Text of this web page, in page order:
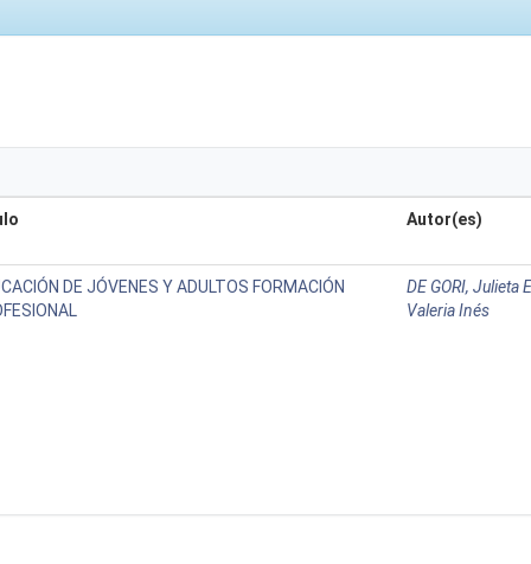
Autor(es)
DE JÓVENES Y ADULTOS FORMACIÓN
DE GORI, Julieta
Valeria Inés